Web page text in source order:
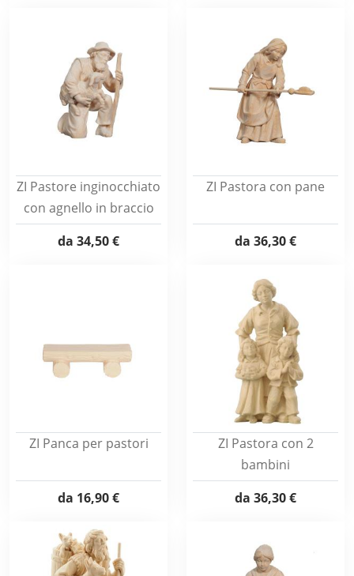
ZI Pastore inginocchiato
con agnello in braccio
da 34,50 €
ZI Pastora con pane
da 36,30 €
ZI Panca per pastori
da 16,90 €
ZI Pastora con 2
bambini
da 36,30 €